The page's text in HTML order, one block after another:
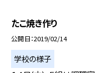
たこ焼き作り
公開日 2019/02/14
学校の様子